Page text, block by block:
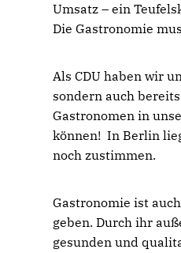
Umsatz – ein
Die Gastronomie
Als CDU haben wir
sondern auch
Gastronomen in
können! In Berlin
noch zustimmen.
Gastronomie ist
geben. Durch ihr
gesunden und